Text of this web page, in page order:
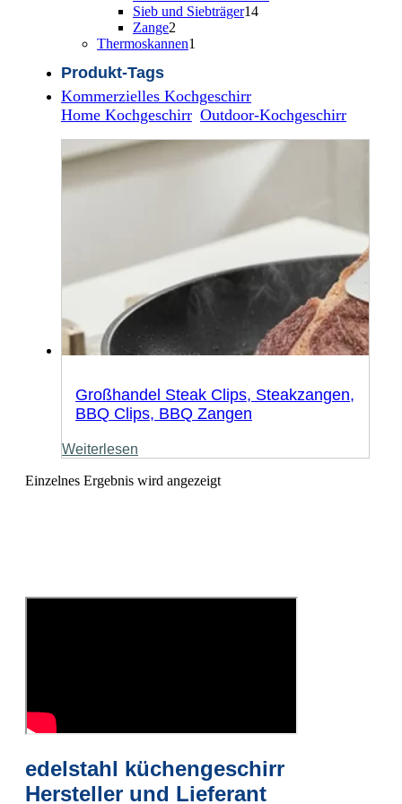
Sieb und Siebträger1414
Zange2
Produkte
Thermoskannen1
Produkt-Tags
Kommerzielles Kochgeschirr
Home Kochgeschirr Outdoor-Kochgeschirr
Großhandel Steak Clips, Steakzangen,
BBQ Clips, BBQ Zangen
Weiterlesen
Einzelnes Ergebnis wird angezeigt
edelstahl küchengeschirr
Hersteller und Lieferant